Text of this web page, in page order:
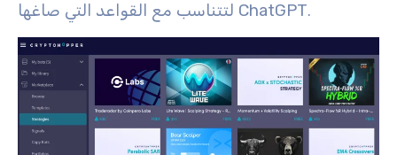
لتتناسب مع القواعد التي صاغها ChatGPT.